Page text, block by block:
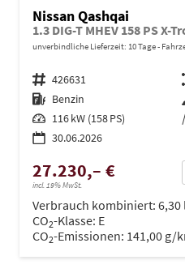
Nissan Qashqai
unverbindliche Lieferzeit: 10 Tage
Fahrzeugnr. 426631
Kraftstoff Benzin
Leistung 116 kW (158 PS)
30.06.2026
27.230,– €
incl. 19% MwSt.
Verbrauch kombiniert: 6,30
CO2-Klasse: E
CO2-Emissionen: 141,00 g/